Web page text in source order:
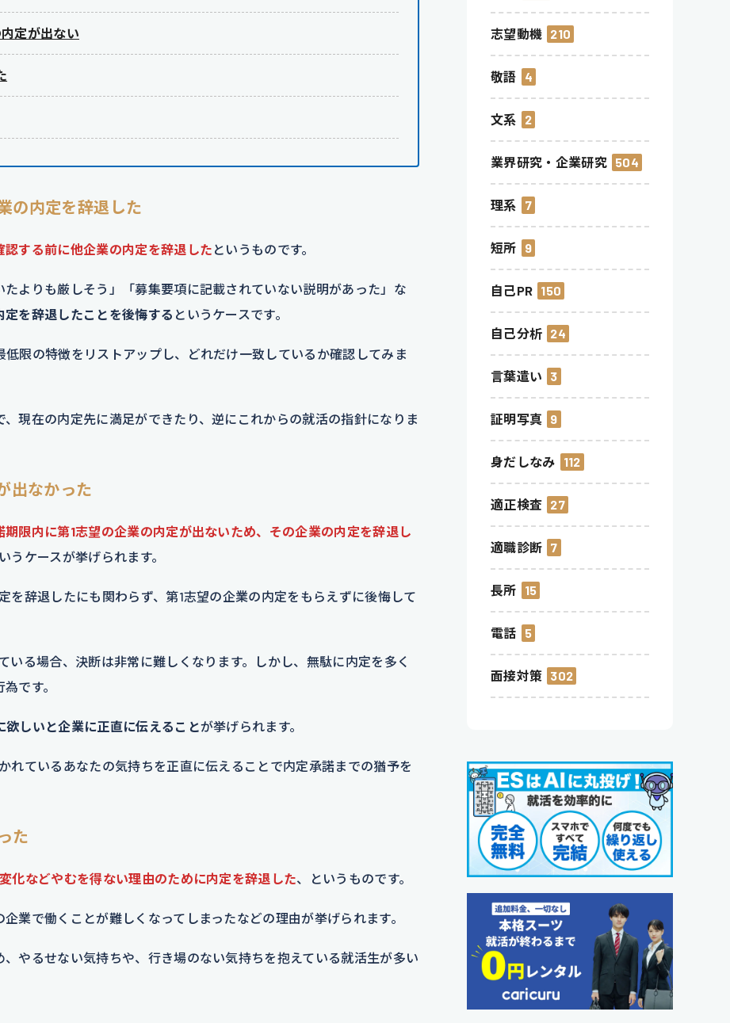
定が出ない
の内定を辞退した
認する前に他企業の内定を辞退した というものです。
よりも厳しそう」「募集要項に記載されていない説明があった」な
を辞退したことを後悔する というケースです。
限の特徴をリストアップし、どれだけ一致しているか確認してみま
、現在の内定先に満足ができたり、逆にこれからの就活の指針になりま
出なかった
期限内に第1志望の企業の内定が出ないため、その企業の内定を辞退し
うケースが挙げられます。
を辞退したにも関わらず、第1志望の企業の内定をもらえずに後悔して
いる場合、決断は非常に難しくなります。しかし、無駄に内定を多く
です。
しいと企業に正直に伝えることが挙げられます。
れているあなたの気持ちを正直に伝えることで内定承諾までの猶予を
た
化などやむを得ない理由のために内定を辞退した、というものです。
業で働くことが難しくなってしまったなどの理由が挙げられます。
やるせない気持ちや、行き場のない気持ちを抱えている就活生が多い
志望動機 210
敬語 4
文系 2
業界研究・企業研究 504
理系 7
短所 9
自己PR 150
自己分析 24
言葉遣い 3
証明写真 9
身だしなみ 112
適正検査 27
適職診断 7
長所 15
電話 5
面接対策 302